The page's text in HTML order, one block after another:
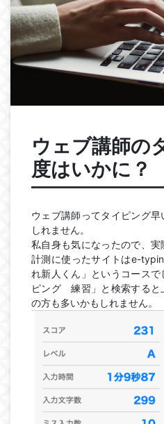
ウェブ講師の
度はいかに？
ウェブ講師ってタイピング
しれません。
私自身も気になったので、
計測に使ったサイトはe-
れ新人くん」というコース
ピング 練習」と検索すると
の方も多いかもしれません。